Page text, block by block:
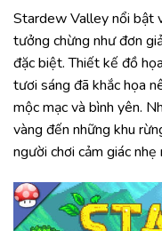
Stardew Valley nổi bật
tưởng chừng như đơn
đặc biệt. Thiết kế đồ
tươi sáng đã khắc họa
mộc mạc và bình yên.
vàng đến những khu
người chơi cảm giác